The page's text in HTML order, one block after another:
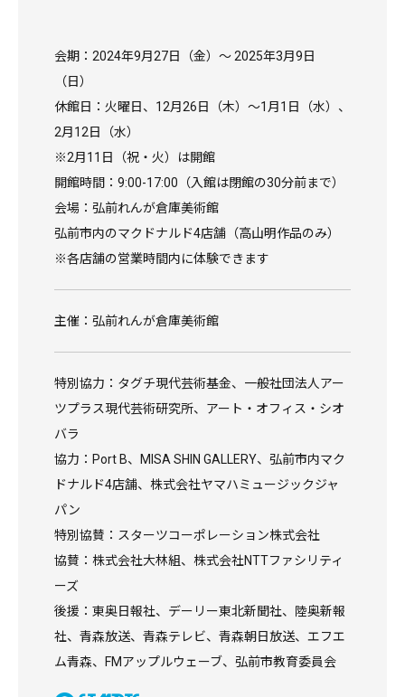
会期：2024年9月27日（金）〜 2025年3月9日
（日）
休館日：火曜日、12月26日（木）〜1月1日（水）、
2月12日（水）
※2月11日（祝・火）は開館
開館時間：9:00-17:00（入館は閉館の30分前まで）
会場：弘前れんが倉庫美術館
弘前市内のマクドナルド4店舗（高山明作品のみ）
※各店舗の営業時間内に体験できます
主催：弘前れんが倉庫美術館
特別協力：タグチ現代芸術基金、一般社団法人アー
ツプラス現代芸術研究所、アート・オフィス・シオ
バラ
協力：Port B、MISA SHIN GALLERY、弘前市内マク
ドナルド4店舗、株式会社ヤマハミュージックジャ
パン
特別協賛：スターツコーポレーション株式会社
協賛：株式会社大林組、株式会社NTTファシリティ
ーズ
後援：東奥日報社、デーリー東北新聞社、陸奥新報
社、青森放送、青森テレビ、青森朝日放送、エフエ
ム青森、FMアップルウェーブ、弘前市教育委員会